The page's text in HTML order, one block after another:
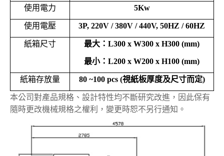
使用電力 5Kw
使用電壓 3P, 220V / 380V / 440V, 50HZ / 60HZ
紙箱尺寸 最大： L300 x W300 x H300 (mm)
最小： L200 x W200 x H100 (mm)
紙箱存放量 80 ~100 pcs (視紙板厚度及尺寸而定)
本公司對產品規格、設計特性均不斷研究改進，因此保有
隨時更改機械規格之權利，變更時恕不另行通知。